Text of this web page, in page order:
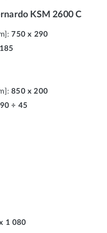
KSM 2600 C
750 x 290
185
850 x 200
90 ÷ 45
1 080